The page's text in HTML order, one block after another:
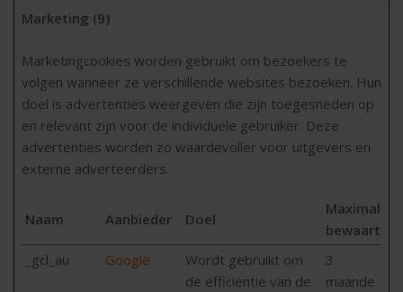
Marketing (9)
Marketingcookies worden gebruikt om bezoekers te
volgen wanneer ze verschillende websites bezoeken. Hun
doel is advertenties weergeven die zijn toegesneden op
en relevant zijn voor de individuele gebruiker. Deze
advertenties worden zo waardevoller voor uitgevers en
externe adverteerders.
Naam Aanbieder Doel
Maximale
_gcl_au
Google
Wordt gebruikt om
de efficiëntie van de
3
maande